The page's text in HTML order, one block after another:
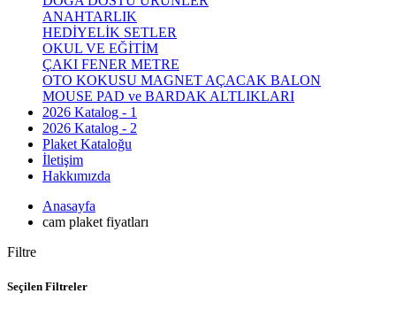
ANAHTARLIK
HEDİYELİK SETLER
OKUL VE EĞİTİM
ÇAKI FENER METRE
OTO KOKUSU MAGNET AÇACAK BALON
MOUSE PAD ve BARDAK ALTLIKLARI
2026 Katalog - 1
2026 Katalog - 2
Plaket Kataloğu
İletişim
Hakkımızda
Anasayfa
cam plaket fiyatları
Filtre
Seçilen Filtreler